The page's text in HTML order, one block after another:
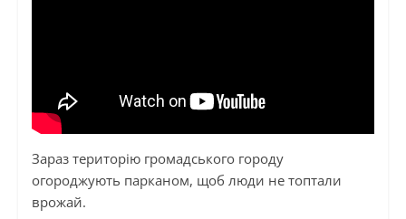
Зараз територію громадського городу
огороджують парканом, щоб люди не топтали
врожай.